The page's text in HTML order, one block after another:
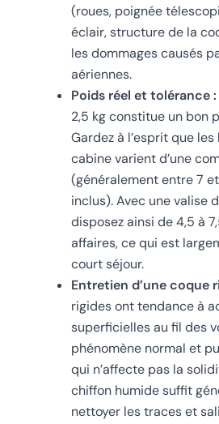
(roues, poignée
éclair, structure de la
les dommages causés
aériennes.
Poids réel et tolérance :
2,5 kg constitue un bon
Gardez à l’esprit que
cabine varient d’une
(généralement entre 7
inclus). Avec une valise
disposez ainsi de 4,5 à
affaires, ce qui est
court séjour.
Entretien d’une coque
rigides ont tendance à
superficielles au fil des
phénomène normal et
qui n’affecte pas la
chiffon humide suffit
nettoyer les traces et